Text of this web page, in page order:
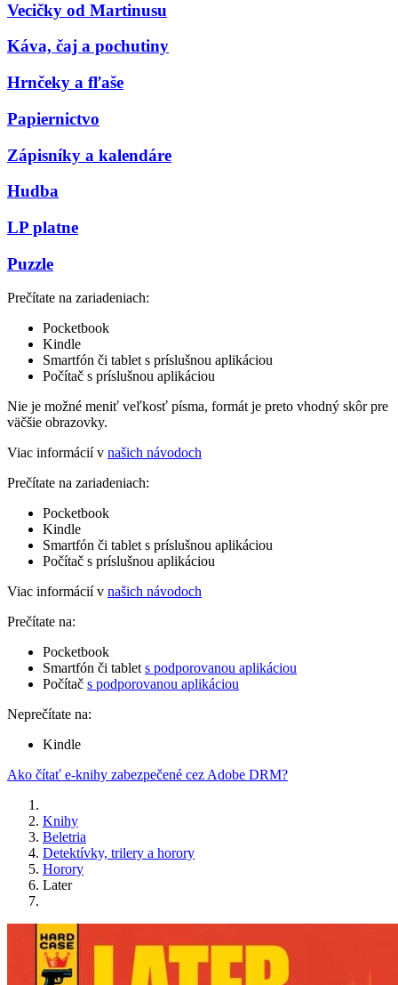
Vecičky od Martinusu
Káva, čaj a pochutiny
Hrnčeky a fľaše
Papiernictvo
Zápisníky a kalendáre
Hudba
LP platne
Puzzle
Prečítate na zariadeniach:
Pocketbook
Kindle
Smartfón či tablet s príslušnou aplikáciou
Počítač s príslušnou aplikáciou
Nie je možné meniť veľkosť písma, formát je preto vhodný skôr pre
väčšie obrazovky.
Viac informácií v našich návodoch
Prečítate na zariadeniach:
Pocketbook
Kindle
Smartfón či tablet s príslušnou aplikáciou
Počítač s príslušnou aplikáciou
Viac informácií v našich návodoch
Prečítate na:
Pocketbook
Smartfón či tablet s podporovanou aplikáciou
Počítač s podporovanou aplikáciou
Neprečítate na:
Kindle
Ako čítať e-knihy zabezpečené cez Adobe DRM?
Knihy
Beletria
Detektívky, trilery a horory
Horory
Later